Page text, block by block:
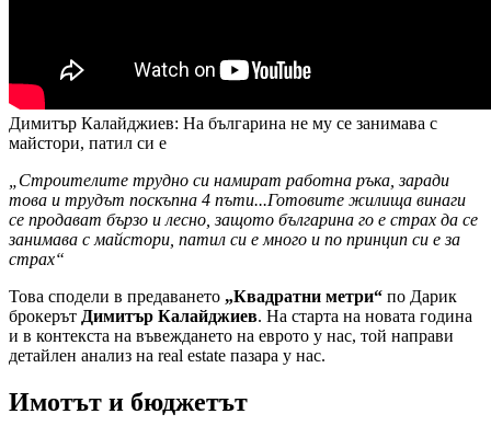
Димитър Калайджиев: На българина не му се занимава с
майстори, патил си е
„Строителите трудно си намират работна ръка, заради
това и трудът поскъпна 4 пъти...Готовите жилища винаги
се продават бързо и лесно, защото българина го е страх да се
занимава с майстори, патил си е много и по принцип си е за
страх“
Това сподели в предаването „Квадратни метри“ по Дарик
брокерът Димитър Калайджиев. На старта на новата година
и в контекста на въвеждането на еврото у нас, той направи
детайлен анализ на real estate пазара у нас.
Имотът и бюджетът